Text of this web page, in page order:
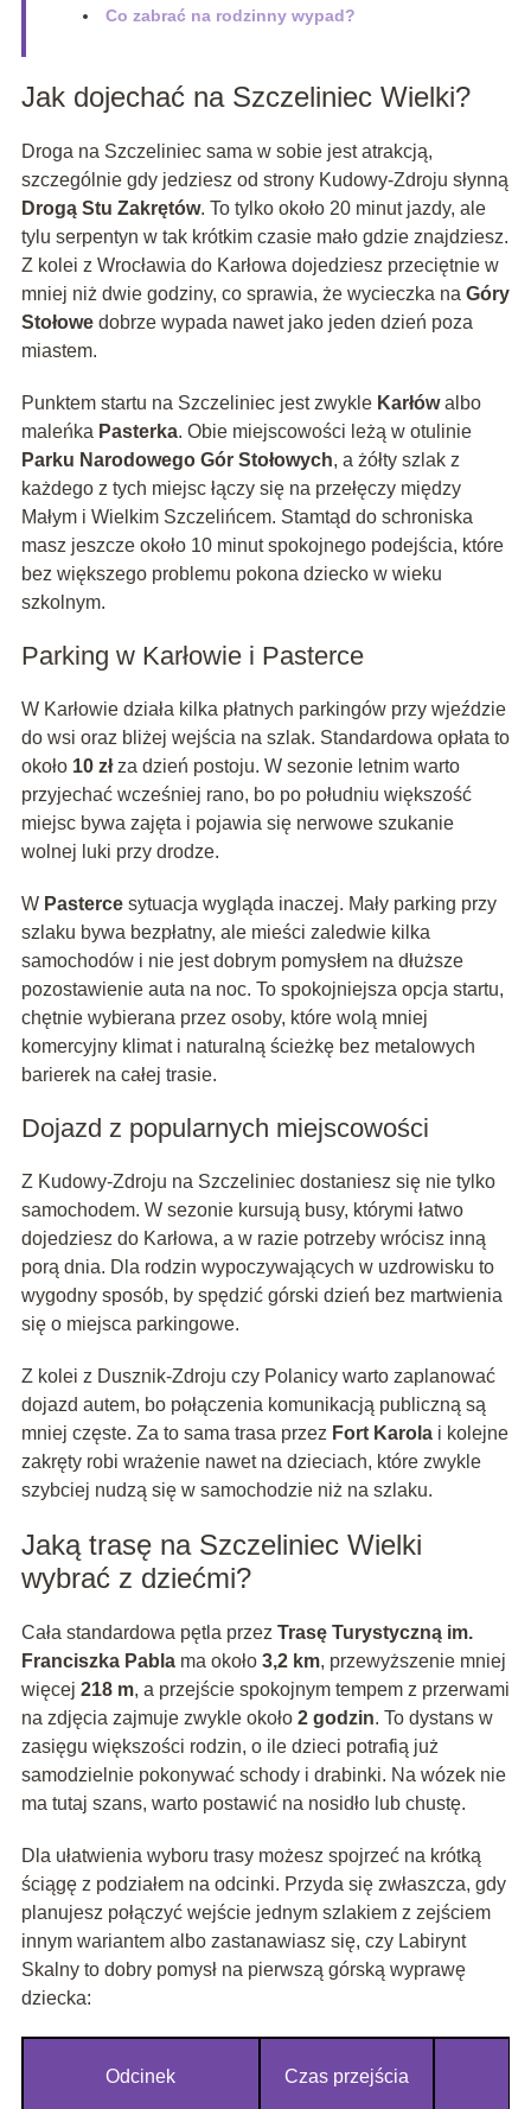
Co zabrać na rodzinny wypad?
Jak dojechać na Szczeliniec Wielki?
Droga na Szczeliniec sama w sobie jest atrakcją,
szczególnie gdy jedziesz od strony Kudowy-Zdroju słynną
Drogą Stu Zakrętów. To tylko około 20 minut jazdy, ale
tylu serpentyn w tak krótkim czasie mało gdzie znajdziesz.
Z kolei z Wrocławia do Karłowa dojedziesz przeciętnie w
mniej niż dwie godziny, co sprawia, że wycieczka na Góry
Stołowedobrze wypada nawet jako jeden dzień poza
miastem.
Punktem startu na Szczeliniec jest zwykle Karłówalbo
maleńka Pasterka. Obie miejscowości leżą w otulinie
Parku Narodowego Gór Stołowych, a żółty szlak z
każdego z tych miejsc łączy się na przełęczy między
Małym i Wielkim Szczelińcem. Stamtąd do schroniska
masz jeszcze około 10 minut spokojnego podejścia, które
bez większego problemu pokona dziecko w wieku
szkolnym.
Parking w Karłowie i Pasterce
W Karłowie działa kilka płatnych parkingów przy wjeździe
do wsi oraz bliżej wejścia na szlak. Standardowa opłata to
około 10 złza dzień postoju. W sezonie letnim warto
przyjechać wcześniej rano, bo po południu większość
miejsc bywa zajęta i pojawia się nerwowe szukanie
wolnej luki przy drodze.
W Pastercesytuacja wygląda inaczej. Mały parking przy
szlaku bywa bezpłatny, ale mieści zaledwie kilka
samochodów i nie jest dobrym pomysłem na dłuższe
pozostawienie auta na noc. To spokojniejsza opcja startu,
chętnie wybierana przez osoby, które wolą mniej
komercyjny klimat i naturalną ścieżkę bez metalowych
barierek na całej trasie.
Dojazd z popularnych miejscowości
Z Kudowy-Zdroju na Szczeliniec dostaniesz się nie tylko
samochodem. W sezonie kursują busy, którymi łatwo
dojedziesz do Karłowa, a w razie potrzeby wrócisz inną
porą dnia. Dla rodzin wypoczywających w uzdrowisku to
wygodny sposób, by spędzić górski dzień bez martwienia
się o miejsca parkingowe.
Z kolei z Dusznik-Zdroju czy Polanicy warto zaplanować
dojazd autem, bo połączenia komunikacją publiczną są
mniej częste. Za to sama trasa przez Fort Karolai kolejne
zakręty robi wrażenie nawet na dzieciach, które zwykle
szybciej nudzą się w samochodzie niż na szlaku.
Jaką trasę na Szczeliniec Wielki
wybrać z dziećmi?
Cała standardowa pętla przez Trasę Turystyczną im.
Franciszka Pablama około 3,2 km, przewyższenie mniej
więcej 218 m, a przejście spokojnym tempem z przerwami
na zdjęcia zajmuje zwykle około 2 godzin. To dystans w
zasięgu większości rodzin, o ile dzieci potrafią już
samodzielnie pokonywać schody i drabinki. Na wózek nie
ma tutaj szans, warto postawić na nosidło lub chustę.
Dla ułatwienia wyboru trasy możesz spojrzeć na krótką
ściągę z podziałem na odcinki. Przyda się zwłaszcza, gdy
planujesz połączyć wejście jednym szlakiem z zejściem
innym wariantem albo zastanawiasz się, czy Labirynt
Skalny to dobry pomysł na pierwszą górską wyprawę
dziecka:
Odcinek Czas przejścia